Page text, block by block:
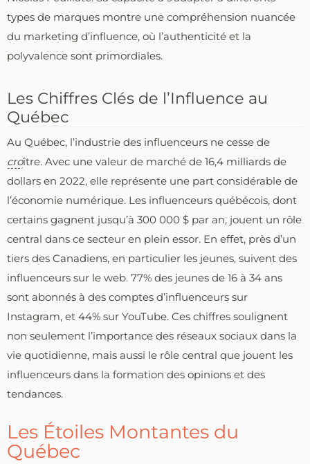
types de marques montre une compréhension nuancée
du marketing d’influence, où l’authenticité et la
polyvalence sont primordiales.
Les Chiffres Clés de l’Influence au
Québec
Au Québec, l’industrie des influenceurs ne cesse de
croître. Avec une valeur de marché de 16,4 milliards de
dollars en 2022, elle représente une part considérable de
l’économie numérique. Les influenceurs québécois, dont
certains gagnent jusqu’à 300 000 $ par an, jouent un rôle
central dans ce secteur en plein essor. En effet, près d’un
tiers des Canadiens, en particulier les jeunes, suivent des
influenceurs sur le web. 77% des jeunes de 16 à 34 ans
sont abonnés à des comptes d’influenceurs sur
Instagram, et 44% sur YouTube. Ces chiffres soulignent
non seulement l’importance des réseaux sociaux dans la
vie quotidienne, mais aussi le rôle central que jouent les
influenceurs dans la formation des opinions et des
tendances.
Les Étoiles Montantes du
Québec